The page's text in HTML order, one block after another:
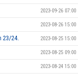
2023-09-26 07:00
2023-08-26 15:00
23/24. 2023-08-25 15:00
2023-08-25 09:00
2023-08-24 15:00